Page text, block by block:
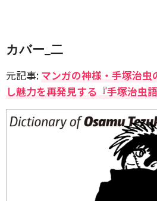
カバー_二
元記事: マンガの神様・手塚治虫
し魅力を再発見する『手塚治虫